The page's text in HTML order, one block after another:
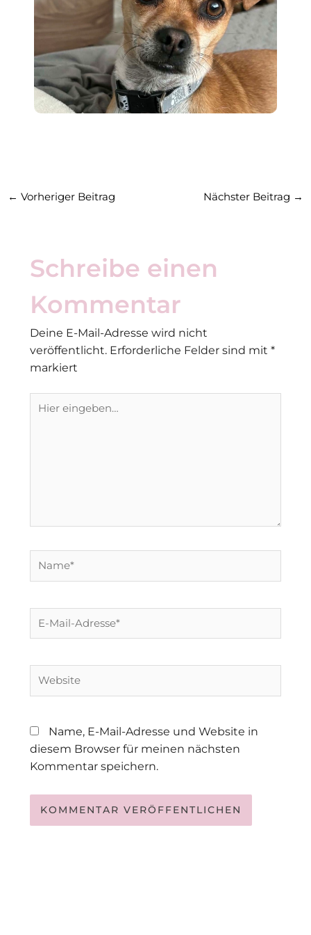
← Vorheriger Beitrag Nächster Beitrag →
Schreibe einen
Kommentar
Deine E-Mail-Adresse wird nicht
veröffentlicht. Erforderliche Felder sind mit *
markiert
Hier
eingeben…
Website
Name, E-Mail-Adresse und Website in
diesem Browser für meinen nächsten
Kommentar speichern.